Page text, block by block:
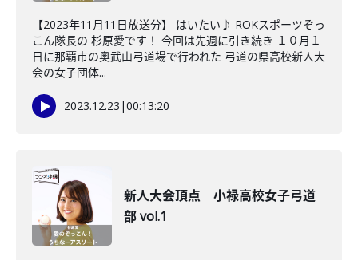
【2023年11月11日放送分】 はいたい♪ ROKスポーツぞっ
こん隊長の 杉原愛です！ 今回は先週に引き続き １０月１
日に那覇市の奥武山弓道場で行われた 弓道の県高校新人大
会の女子団体...
2023.12.23 |00:13:20
新人大会頂点 小禄高校女子弓道
部 vol.1